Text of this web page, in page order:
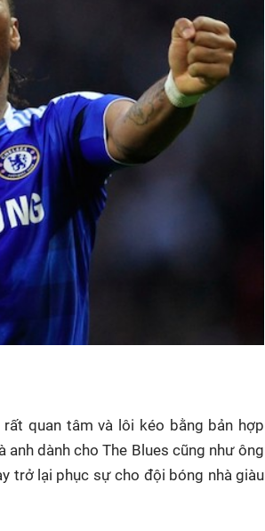
quan tâm và lôi kéo bằng bản hợp
dành cho The Blues cũng như ông
trở lại phục sự cho đội bóng nhà giàu